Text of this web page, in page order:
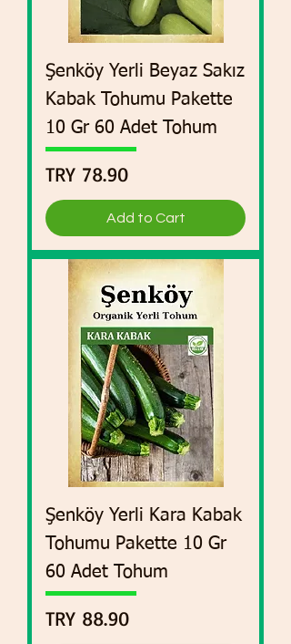
Şenköy Yerli Beyaz Sakız
Kabak Tohumu Pakette
10 Gr 60 Adet Tohum
Price
TRY 78.90
Add to Cart
Şenköy Yerli Kara Kabak
Tohumu Pakette 10 Gr
60 Adet Tohum
Price
TRY 88.90